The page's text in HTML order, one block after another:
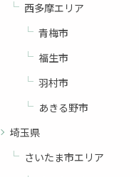
西多摩エリア
青梅市
福生市
羽村市
あきる野市
埼玉県
さいたま市エリア